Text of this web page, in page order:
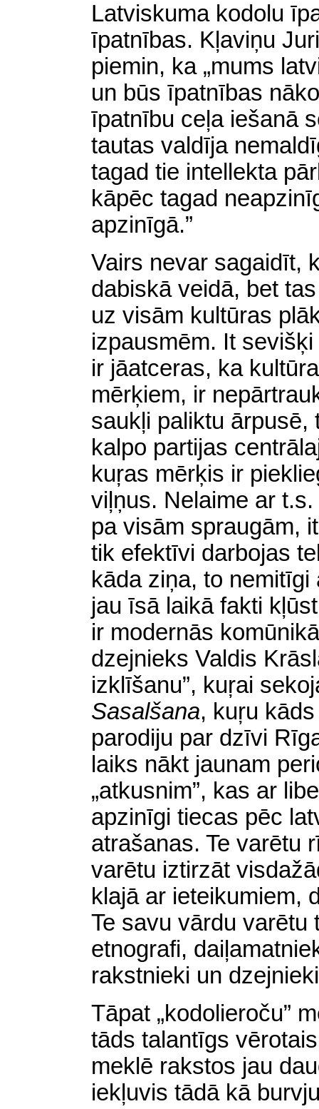
Latviskuma kodolu
īpatnības. Kļaviņu
piemin, ka „mums
un būs īpatnības
īpatnību ceļa iešanā
tautas valdīja
tagad tie intellekta
kāpēc tagad
apzinīgā.”
Vairs nevar sagaidīt,
dabiskā veidā, bet
uz visām kultūras
izpausmēm. It
ir jāatceras, ka
mērķiem, ir
saukļi paliktu ārpusē,
kalpo partijas
kuŗas mērķis ir
viļņus. Nelaime ar t.s.
pa visām spraugām,
tik efektīvi darbojas
kāda ziņa, to
jau īsā laikā fakti
ir modernās
dzejnieks Valdis
izklīšanu”, kuŗai
Sasalšana, kuŗu
parodiju par dzīvi
laiks nākt jaunam
„atkusnim”, kas ar
apzinīgi tiecas pēc
atrašanas. Te varētu
varētu iztirzāt
klajā ar ieteikumiem,
Te savu vārdu varētu
etnografi,
rakstnieki un
Tāpat „kodolieroču”
tāds talantīgs
meklē rakstos jau
iekļuvis tādā kā